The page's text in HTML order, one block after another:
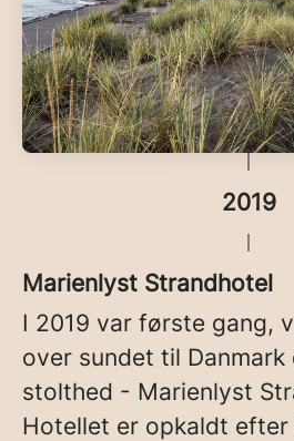
2019
Marienlyst Strandhotel
I 2019 var første gang,
over sundet til Danmark
stolthed - Marienlyst
Hotellet er opkaldt efter